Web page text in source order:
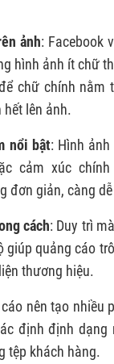
ảnh: Facebook
hình ảnh ít chữ
chữ chính nằm
hết lên ảnh.
nổi bật: Hình
cảm xúc
đơn giản, càng
cách: Duy trì
giúp quảng cáo
thương hiệu.
nên tạo nhiều
định định dạng
tệp khách hàng.